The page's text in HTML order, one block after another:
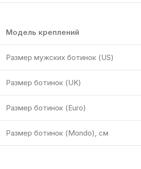
Модель креплений
Размер мужских ботинок (US)
Размер ботинок (UK)
Размер ботинок (Euro)
Размер ботинок (Mondo), см